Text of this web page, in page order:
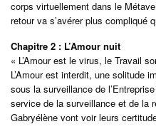
corps virtuellement dans le
retour va s’avérer plus compliqué
Chapitre 2 : L’Amour nuit
« L’Amour est le virus, le Travail
L’Amour est interdit, une solitude
sous la surveillance de
service de la surveillance et de la
Gabryélène vont voir leurs